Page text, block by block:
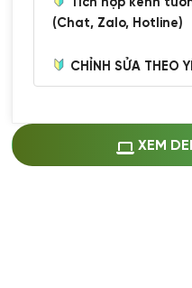
(Chat, Zalo, Hotline)
CHỈNH SỬA THEO
Thay logo +
(+100.000 VND)
XEM